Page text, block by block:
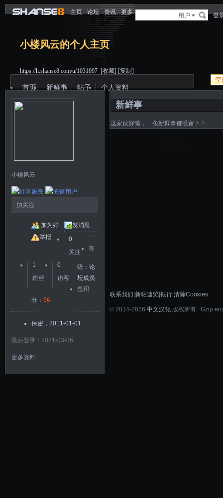
主页 论坛 资讯 更多 用户 登
小楼风云的个人主页
https://h.shanse8.com/u/1031097 [收藏] [复制]
空
首页 新鲜事 帖子 个人资料
小楼风云
加关注
加为好
友
发消息
举报
0
关注
1
粉丝
0
访客
等
级：论
坛成员
总积
分： 96
保密，2011-01-01
最后登录：2021-03-06
更多资料
新鲜事
这家伙好懒，一条新鲜事都没留下！
联系我们 新帖速览 银行 清除Cookies
© 2014-2026 中文汉化 版权所有 Gzip